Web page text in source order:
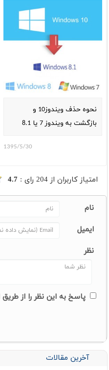
نحوه حذف ویندوز10 و
بازگشت به ویندوز 7 یا 8.1
1395/5/30
امتیاز کاربران از 204 رای : 4.7
نام
ایمیل
نظر
پاسخ به این نظر را از
آخرین مقالات